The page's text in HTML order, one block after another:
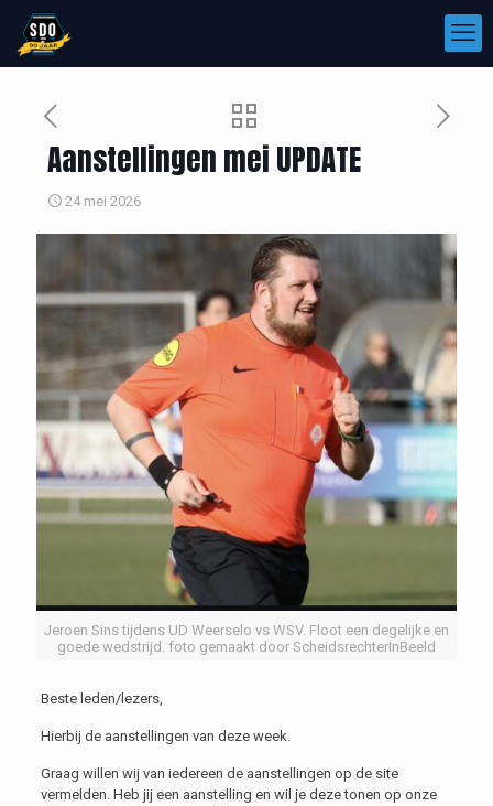
Aanstellingen mei UPDATE
24 mei 2026
Jeroen Sins tijdens UD Weerselo vs WSV. Floot een degelijke en
goede wedstrijd. foto gemaakt door ScheidsrechterInBeeld
Beste leden/lezers,
Hierbij de aanstellingen van deze week.
Graag willen wij van iedereen de aanstellingen op de site
vermelden. Heb jij een aanstelling en wil je deze tonen op onze